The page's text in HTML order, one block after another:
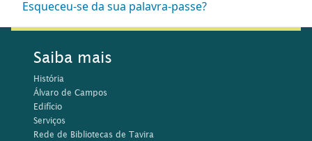
Esqueceu-se da sua palavra-passe?
Saiba mais
História
Álvaro de Campos
Edifício
Serviços
Rede de Bibliotecas de Tavira